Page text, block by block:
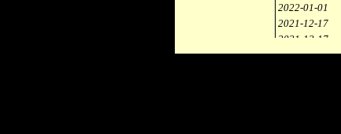
2022-01-01
2021-12-17
2021-12-17
2021-12-17